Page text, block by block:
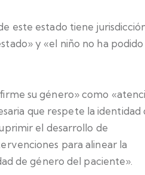
este estado tiene
y «el niño no ha podido
su género» como
que respete la identidad
el desarrollo de
para alinear la
de género del paciente».